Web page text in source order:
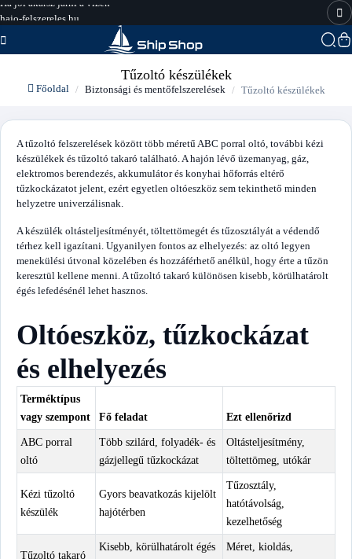
hajo-felszereles.hu
Tűzoltó készülékek
Főoldal Biztonsági és mentőfelszerelések Tűzoltó készülékek
A tűzoltó felszerelések között több méretű ABC porral oltó, további kézi
készülékek és tűzoltó takaró található. A hajón lévő üzemanyag, gáz,
elektromos berendezés, akkumulátor és konyhai hőforrás eltérő
tűzkockázatot jelent, ezért egyetlen oltóeszköz sem tekinthető minden
helyzetre univerzálisnak.
A készülék oltásteljesítményét, töltettömegét és tűzosztályát a védendő
térhez kell igazítani. Ugyanilyen fontos az elhelyezés: az oltó legyen
menekülési útvonal közelében és hozzáférhető anélkül, hogy érte a tűzön
keresztül kellene menni. A tűzoltó takaró különösen kisebb, körülhatárolt
égés lefedésénél lehet hasznos.
Oltóeszköz, tűzkockázat
és elhelyezés
Terméktípus
vagy szempont
Fő feladat Ezt ellenőrizd
ABC porral
oltó
Több szilárd, folyadék- és
gázjellegű tűzkockázat
Oltásteljesítmény,
töltettömeg, utókár
Kézi tűzoltó
készülék
Gyors beavatkozás kijelölt
hajótérben
Tűzosztály,
hatótávolság,
kezelhetőség
Tűzoltó takaró
Kisebb, körülhatárolt égés
Méret, kioldás,